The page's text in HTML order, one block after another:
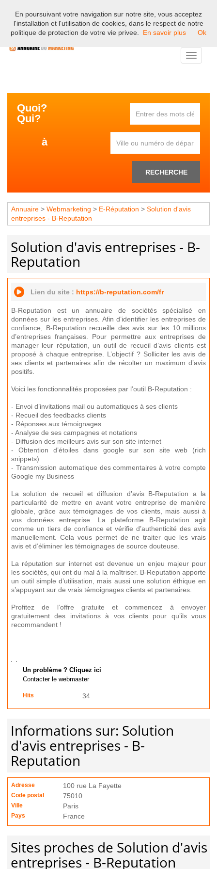
Bienvenue sur l'annuaire professionnel du marketing et de la
communication en France.
Toggle
Quoi?
Qui?
à
RECHERCHE
Annuaire > Webmarketing > E-Réputation > Solution d'avis
entreprises - B-Reputation
Solution d'avis entreprises - B-
Reputation
Lien du site : https://b-reputation.com/fr
B-Reputation est un annuaire de sociétés spécialisé en
données sur les entreprises. Afin d’identifier les entreprises de
confiance, B-Reputation recueille des avis sur les 10 millions
d’entreprises françaises. Pour permettre aux entreprises de
manager leur réputation, un outil de recueil d’avis clients est
proposé à chaque entreprise. L’objectif ? Solliciter les avis de
ses clients et partenaires afin de récolter un maximum d’avis
positifs.
Voici les fonctionnalités proposées par l’outil B-Reputation :
- Envoi d’invitations mail ou automatiques à ses clients
- Recueil des feedbacks clients
- Réponses aux témoignages
- Analyse de ses campagnes et notations
- Diffusion des meilleurs avis sur son site internet
- Obtention d’étoiles dans google sur son site web (rich
snippets)
- Transmission automatique des commentaires à votre compte
Google my Business
La solution de recueil et diffusion d’avis B-Reputation a la
particularité de mettre en avant votre entreprise de manière
globale, grâce aux témoignages de vos clients, mais aussi à
vos données entreprise. La plateforme B-Reputation agit
comme un tiers de confiance et vérifie d’authenticité des avis
manuellement. Cela vous permet de ne traiter que les vrais
avis et d’éliminer les témoignages de source douteuse.
La réputation sur internet est devenue un enjeu majeur pour
les sociétés, qui ont du mal à la maîtriser. B-Reputation apporte
un outil simple d’utilisation, mais aussi une solution éthique en
s’appuyant sur de vrais témoignages clients et partenaires.
Profitez de l’offre gratuite et commencez à envoyer
gratuitement des invitations à vos clients pour qu’ils vous
recommandent !
Un problème ? Cliquez ici
Contacter le webmaster
Hits 34
Informations sur: Solution
d'avis entreprises - B-
Reputation
Adresse 100 rue La Fayette
Code postal 75010
Ville Paris
Pays France
Sites proches de Solution d'avis
entreprises - B-Reputation
En poursuivant votre navigation sur notre site, vous acceptez
l'installation et l'utilisation de cookies, dans le respect de notre
politique de protection de votre vie privee.
En savoir plus Ok